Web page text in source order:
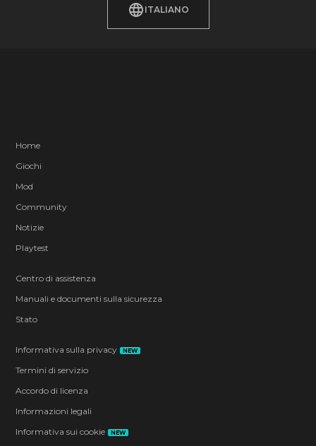
ITALIANO
Home
Giochi
Mod
Community
Notizie
Playtest
Centro di assistenza
Manuali e documenti sulla sicurezza
Stato
Informativa sulla privacy NEW
Termini di servizio
Accordo di licenza
Informazioni legali
Informativa sui cookie
NEW